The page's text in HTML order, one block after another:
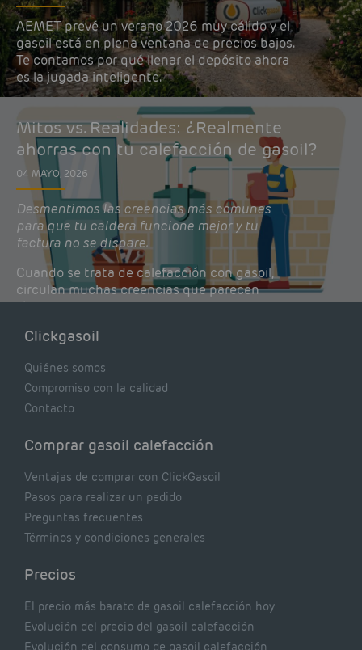
AEMET prevé un verano 2026 muy cálido y el
gasoil está en plena ventana de precios bajos.
Te contamos por qué llenar el depósito ahora
es la jugada inteligente.
Mitos vs. Realidades: ¿Realmente
ahorras con tu calefacción de gasoil?
04 MAYO, 2026
Desmentimos las creencias más comunes
para que tu caldera funcione mejor y tu
factura no se dispare.
Cuando se trata de calefacción con gasoil,
circulan muchas creencias que parecen
lógicas pero que, en realidad, pueden estar
de tu caldera. Pocas se contrastan con lo que
Clickgasoil
Quiénes somos
Compromiso con la calidad
Contacto
Comprar gasoil calefacción
Ventajas de comprar con ClickGasoil
Pasos para realizar un pedido
Preguntas frecuentes
Términos y condiciones generales
Precios
El precio más barato de gasoil calefacción hoy
Evolución del precio del gasoil calefacción
Evolución del consumo de gasoil calefacción